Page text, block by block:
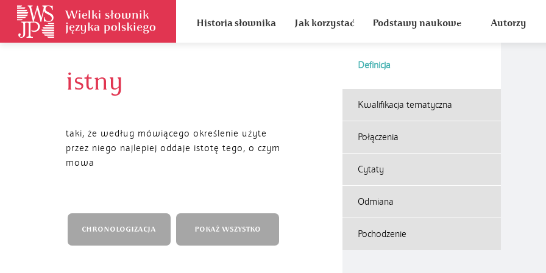
Historia słownika Jak korzystać Podstawy naukowe Autorzy
istny
Definicja
taki, że według mówiącego określenie użyte
przez niego najlepiej oddaje istotę tego, o czym
mowa
Kwalifikacja tematyczna
Połączenia
Cytaty
Odmiana
Pochodzenie
CHRONOLOGIZACJA POKAŻ WSZYSTKO